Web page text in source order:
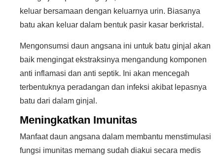
keluar bersamaan dengan keluarnya urin. Biasanya
batu akan keluar dalam bentuk pasir kasar berkristal.
Mengonsumsi daun angsana ini untuk batu ginjal akan
baik mengingat ekstraksinya mengandung komponen
anti inflamasi dan anti septik. Ini akan mencegah
terbentuknya peradangan dan infeksi akibat lepasnya
batu dari dalam ginjal.
Meningkatkan Imunitas
Manfaat daun angsana dalam membantu menstimulasi
fungsi imunitas memang sudah diakui secara medis